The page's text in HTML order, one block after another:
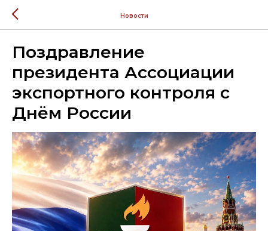
Новости
Поздравление
президента Ассоциации
экспортного контроля с
Днём России